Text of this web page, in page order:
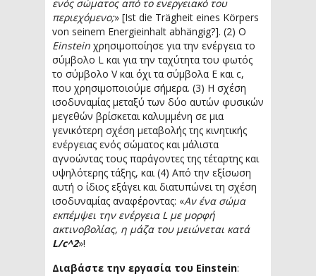
ενός σώματος από το ενεργειακό του
περιεχόμενο;» [Ist die Trägheit eines Körpers
von seinem Energieinhalt abhängig?]. (2) Ο
Einstein χρησιμοποίησε για την ενέργεια το
σύμβολο L και για την ταχύτητα του φωτός
το σύμβολο V και όχι τα σύμβολα E και c,
που χρησιμοποιούμε σήμερα. (3) Η σχέση
ισοδυναμίας μεταξύ των δύο αυτών φυσικών
μεγεθών βρίσκεται καλυμμένη σε μια
γενικότερη σχέση μεταβολής της κινητικής
ενέργειας ενός σώματος και μάλιστα
αγνοώντας τους παράγοντες της τέταρτης και
υψηλότερης τάξης, και (4) Από την εξίσωση
αυτή ο ίδιος εξάγει και διατυπώνει τη σχέση
ισοδυναμίας αναφέροντας: «Αν ένα σώμα
εκπέμψει την ενέργεια L με μορφή
ακτινοβολίας, η μάζα του μειώνεται κατά
L/c^2»!
Διαβάστε την εργασία του Einstein: